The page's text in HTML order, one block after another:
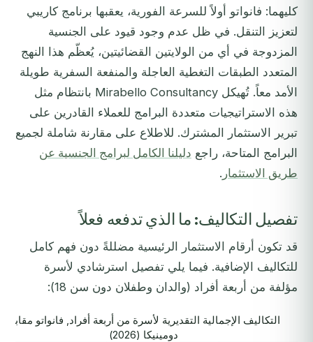
كليهما: فانواتو أولاً للسرعة الفورية، يعقبها برنامج كاريبي
لتعزيز التنقل. في ظل عدم وجود قيود على الجنسية
المزدوجة في أي من الولايتين القضائيتين، يُعظّم هذا النهج
المتعدد الطبقات التغطية العاجلة والمنفعة السفرية طويلة
الأمد معاً. تُهيكل Mirabello Consultancy بانتظام مثل
هذه الاستراتيجيات متعددة البرامج للعملاء القادرين على
تبرير الاستثمار المشترك. للاطلاع على مقارنة شاملة لجميع
البرامج المتاحة، راجع دليلنا الكامل لبرامج الجنسية عن
طريق الاستثمار .
تفصيل التكاليف: ما الذي تدفعه فعلاً
قد تكون أرقام الاستثمار الرئيسية مضللةً دون فهم كامل
للتكاليف الإضافية. فيما يلي تفصيل استرشادي لأسرة
مؤلفة من أربعة أفراد (والدان وطفلان دون سن 18):
التكاليف الإجمالية التقديرية لأسرة من أربعة أفراد, فانواتو مقابل
دومينيكا (2026)